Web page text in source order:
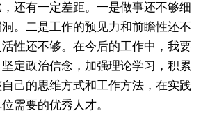
还有一定差距。一是做事还不够细
。二是工作的预见力和前瞻性还不
性还不够。在今后的工作中，我要
定政治信念，加强理论学习，积累
己的思维方式和工作方法，在实践
需要的优秀人才。